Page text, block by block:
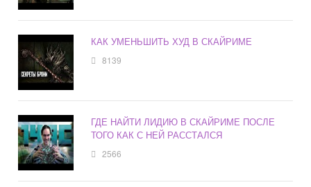
КАК УМЕНЬШИТЬ ХУД В СКАЙРИМЕ
8139
ГДЕ НАЙТИ ЛИДИЮ В СКАЙРИМЕ ПОСЛЕ
ТОГО КАК С НЕЙ РАССТАЛСЯ
2566